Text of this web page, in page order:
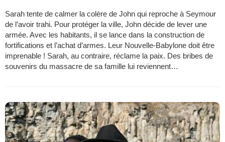
Sarah tente de calmer la colère de John qui reproche à Seymour
de l’avoir trahi. Pour protéger la ville, John décide de lever une
armée. Avec les habitants, il se lance dans la construction de
fortifications et l’achat d’armes. Leur Nouvelle-Babylone doit être
imprenable ! Sarah, au contraire, réclame la paix. Des bribes de
souvenirs du massacre de sa famille lui reviennent…